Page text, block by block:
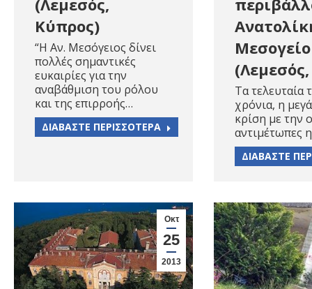
Κύπρος)
“H Αν. Μεσόγειος δίνει
πολλές σημαντικές
ευκαιρίες για την
αναβάθμιση του ρόλου
και της επιρροής…
ΔΙΑΒΑΣΤΕ ΠΕΡΙΣΣΟΤΕΡΑ
Τα τελευταία
χρόνια, η
κρίση με την
αντιμέτωπες
ΔΙΑΒΑΣΤΕ
Οκτ
25
2013